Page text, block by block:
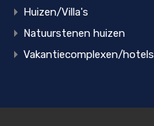
Huizen/Villa's
Natuurstenen huizen
Vakantiecomplexen/hotels